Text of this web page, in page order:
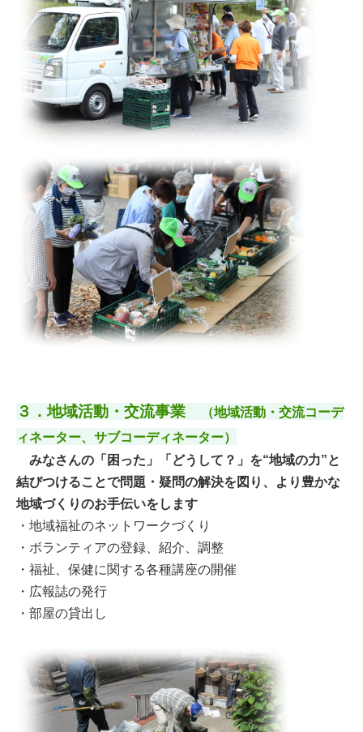
３．地域活動・交流事業
（地域活動・交流コーデ
ィネーター、サブコーディネーター）
みなさんの「困った」「どうして？」を“地域の力”と
結びつけることで問題・疑問の解決を図り、より豊かな
地域づくりのお手伝いをします
・地域福祉のネットワークづくり
・ボランティアの登録、紹介、調整
・福祉、保健に関する各種講座の開催
・広報誌の発行
・部屋の貸出し